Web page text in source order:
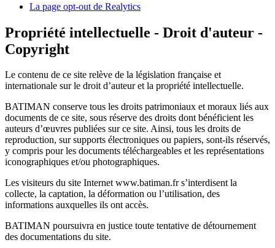
La page opt-out de Realytics
Propriété intellectuelle - Droit d'auteur -
Copyright
Le contenu de ce site relève de la législation française et
internationale sur le droit d’auteur et la propriété intellectuelle.
BATIMAN conserve tous les droits patrimoniaux et moraux liés aux
documents de ce site, sous réserve des droits dont bénéficient les
auteurs d’œuvres publiées sur ce site. Ainsi, tous les droits de
reproduction, sur supports électroniques ou papiers, sont-ils réservés,
y compris pour les documents téléchargeables et les représentations
iconographiques et/ou photographiques.
Les visiteurs du site Internet www.batiman.fr s’interdisent la
collecte, la captation, la déformation ou l’utilisation, des
informations auxquelles ils ont accès.
BATIMAN poursuivra en justice toute tentative de détournement
des documentations du site.